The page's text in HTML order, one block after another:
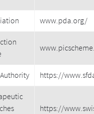
www.pda.org/
https://
https://